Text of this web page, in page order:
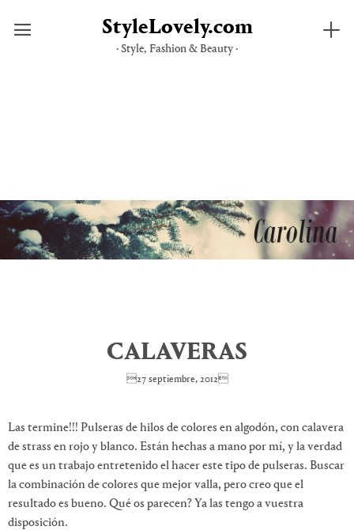
StyleLovely.com
· Style, Fashion & Beauty ·
CALAVERAS
27 septiembre, 2012
Las termine!!! Pulseras de hilos de colores en algodón, con calavera
de strass en rojo y blanco. Están hechas a mano por mí, y la verdad
que es un trabajo entretenido el hacer este tipo de pulseras. Buscar
la combinación de colores que mejor valla, pero creo que el
resultado es bueno. Qué os parecen? Ya las tengo a vuestra
disposición.